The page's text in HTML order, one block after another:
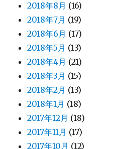
2018年8月 (16)
2018年7月 (19)
2018年6月 (17)
2018年5月 (13)
2018年4月 (21)
2018年3月 (15)
2018年2月 (13)
2018年1月 (18)
2017年12月 (18)
2017年11月 (17)
2017年10月 (12)